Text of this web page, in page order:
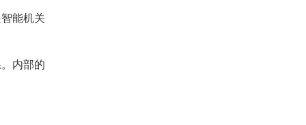
能机关
内部的